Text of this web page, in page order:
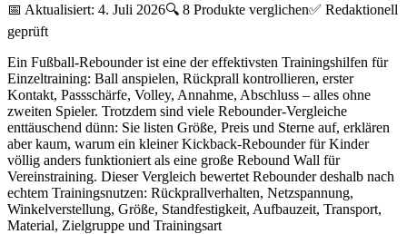
📅 Aktualisiert: 4. Juli 2026🔍 8 Produkte verglichen✅ Redaktionell
geprüft
Ein Fußball-Rebounder ist eine der effektivsten Trainingshilfen für
Einzeltraining: Ball anspielen, Rückprall kontrollieren, erster
Kontakt, Passschärfe, Volley, Annahme, Abschluss – alles ohne
zweiten Spieler. Trotzdem sind viele Rebounder-Vergleiche
enttäuschend dünn: Sie listen Größe, Preis und Sterne auf, erklären
aber kaum, warum ein kleiner Kickback-Rebounder für Kinder
völlig anders funktioniert als eine große Rebound Wall für
Vereinstraining. Dieser Vergleich bewertet Rebounder deshalb nach
echtem Trainingsnutzen: Rückprallverhalten, Netzspannung,
Winkelverstellung, Größe, Standfestigkeit, Aufbauzeit, Transport,
Material, Zielgruppe und Trainingsart